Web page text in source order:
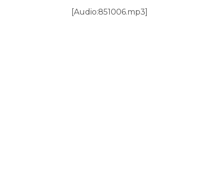
[Audio:851006.mp3]